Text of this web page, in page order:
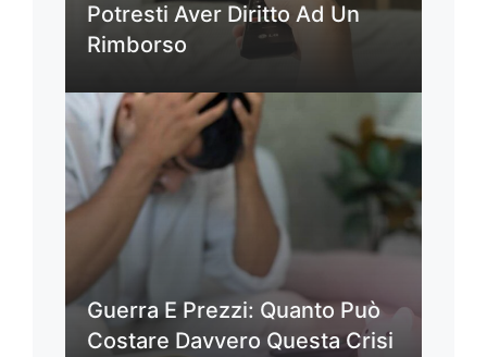
Potresti Aver Diritto Ad Un
Rimborso
Guerra E Prezzi: Quanto Può
Costare Davvero Questa Crisi